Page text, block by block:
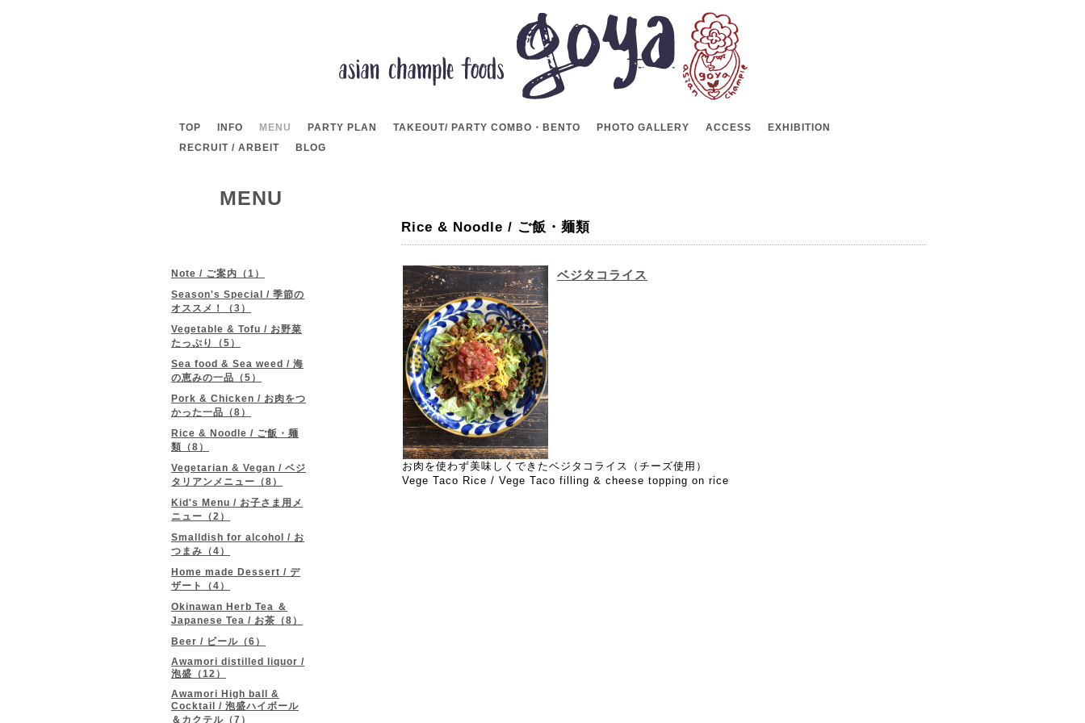
TOP INFO MENU PARTY PLAN TAKEOUT/ PARTY COMBO・BENTO PHOTO GALLERY ACCESS
EXHIBITION
RECRUIT / ARBEIT
BLOG
Note / ご案内（1）
Season's Special / 季節の
オススメ！（3）
Vegetable & Tofu / お野菜
たっぷり（5）
Sea food & Sea weed / 海
の恵みの一品（5）
Pork & Chicken / お肉をつ
かった一品（8）
Rice & Noodle / ご飯・麺
類（8）
Vegetarian & Vegan / ベジ
タリアンメニュー（8）
Kid's Menu / お子さま用メ
ニュー（2）
Smalldish for alcohol / お
つまみ（4）
Home made Dessert / デ
ザート（4）
Okinawan Herb Tea ＆
Japanese Tea / お茶（8）
Beer / ビール（6）
Awamori distilled liquor /
泡盛（12）
Awamori High ball &
Cocktail / 泡盛ハイボール
＆カクテル（7）
MENU
Rice & Noodle / ご飯・麺類
ベジタコライス
お肉を使わず美味しくできたベジタコライス（チーズ使用）
Vege Taco Rice / Vege Taco filling & cheese topping on rice